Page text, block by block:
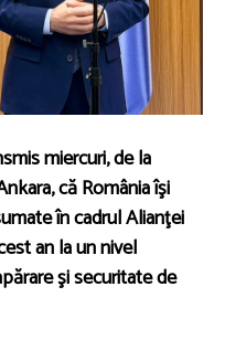
miercuri, de la
că România îşi
în cadrul Alianţei
an la un nivel
şi securitate de